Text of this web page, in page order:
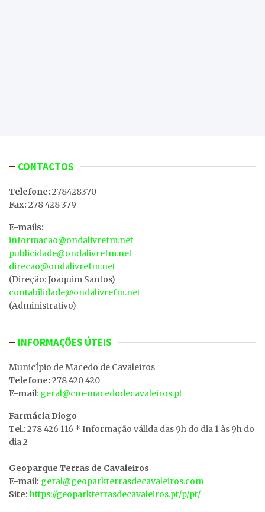
CONTACTOS
Telefone: 278428370
Fax: 278 428 379
E-mails:
informacao@ondalivrefm.net
publicidade@ondalivrefm.net
direcao@ondalivrefm.net
(Direção: Joaquim Santos)
contabilidade@ondalivrefm.net
(Administrativo)
INFORMAÇÕES ÚTEIS
MunicÍpio de Macedo de Cavaleiros
Telefone: 278 420 420
E-mail: geral@cm-macedodecavaleiros.pt
Farmácia Diogo
Tel.: 278 426 116 * Informação válida das 9h do dia 1 às 9h do
dia 2
Geoparque Terras de Cavaleiros
E-mail: geral@geoparkterrasdecavaleiros.com
Site: https://geoparkterrasdecavaleiros.pt/p/pt/